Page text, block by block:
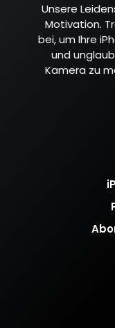
Unsere
Motivation.
bei, um Ihre
und
Kamera zu